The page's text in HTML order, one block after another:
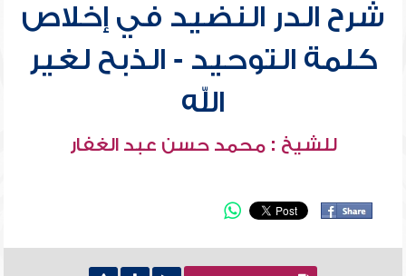
شرح الدر النضيد في إخلاص
كلمة التوحيد - الذبح لغير
الله
للشيخ : محمد حسن عبد الغفار